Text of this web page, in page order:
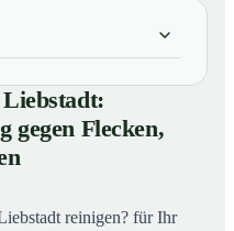
Professionelle
und Laufspuren
professionell gereinigt
gegen Flecken,
reinigen? für Ihr